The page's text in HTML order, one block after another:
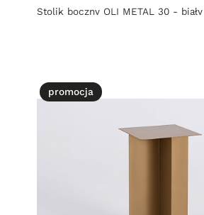
Stolik boczny OLI METAL 30 - biały
promocja